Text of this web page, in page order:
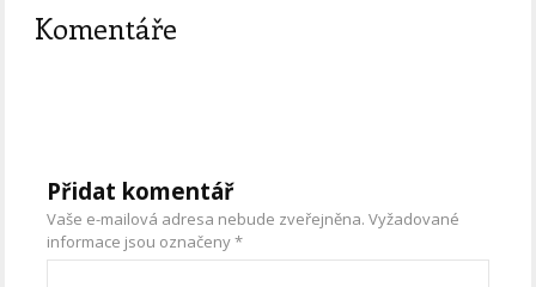
Komentáře
Přidat komentář
Vaše e-mailová adresa nebude zveřejněna. Vyžadované
informace jsou označeny*